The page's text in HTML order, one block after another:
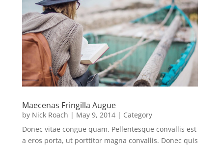
Maecenas Fringilla Augue
by Nick Roach | May 9, 2014| Category
Donec vitae congue quam. Pellentesque convallis est
a eros porta, ut porttitor magna convallis. Donec quis